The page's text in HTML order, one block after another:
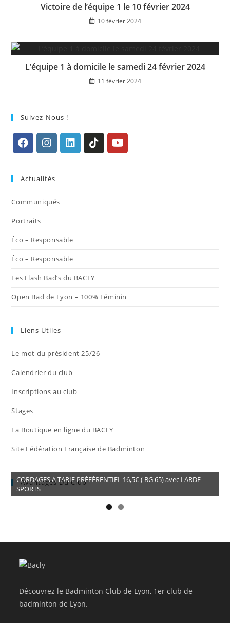
Victoire de l’équipe 1 le 10 février 2024
10 février 2024
L’équipe 1 à domicile le samedi 24 février 2024
11 février 2024
Suivez-Nous !
un
nouvel
nouvel
Actualités
Communiqués
Portraits
Éco – Responsable
Éco – Responsable
Les Flash Bad’s du BACLY
Open Bad de Lyon – 100% Féminin
Liens Utiles
Le mot du président 25/26
Calendrier du club
Inscriptions au club
Stages
La Boutique en ligne du BACLY
Site Fédération Française de Badminton
Avantages Du Club
CORDAGES A TARIF PRÉFÉRENTIEL 16,5€ ( BG 65) avec LARDE
SPORTS
Découvrez le Badminton Club de Lyon, 1er club de
badminton de Lyon.